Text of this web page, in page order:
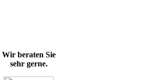
Wir beraten Sie
sehr gerne.